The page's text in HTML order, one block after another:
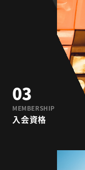
03
MEMBERSHIP
⼊会資格